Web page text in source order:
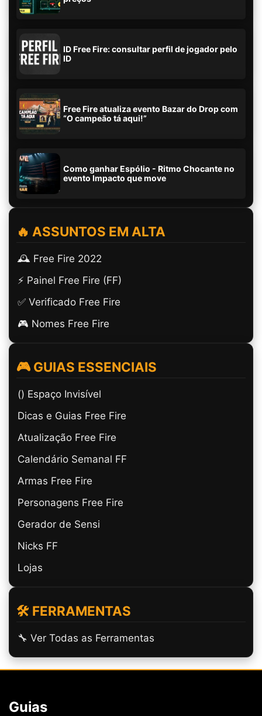
ID Free Fire: consultar perfil de jogador pelo
ID
Free Fire atualiza evento Bazar do Drop com
“O campeão tá aqui!”
Como ganhar Espólio - Ritmo Chocante no
evento Impacto que move
🔥 ASSUNTOS EM ALTA
🕰️ Free Fire 2022
⚡ Painel Free Fire (FF)
✅ Verificado Free Fire
🎮 Nomes Free Fire
🎮 GUIAS ESSENCIAIS
(ㅤ) Espaço Invisível
Dicas e Guias Free Fire
Atualização Free Fire
Calendário Semanal FF
Armas Free Fire
Personagens Free Fire
Gerador de Sensi
Nicks FF
Lojas
🛠️ FERRAMENTAS
🔧 Ver Todas as Ferramentas
Guias